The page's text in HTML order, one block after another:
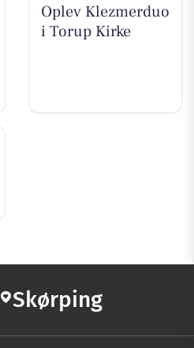
Oplev Klezmerduo
i Torup Kirke
Skørping